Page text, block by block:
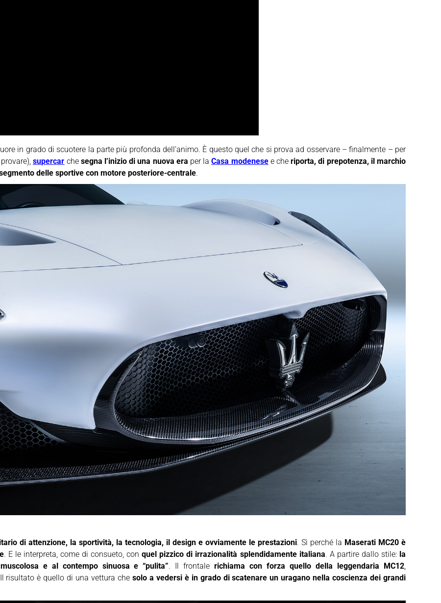
in grado di scuotere la parte più profonda dell’animo. È questo quel che si prova ad osservare – finalmente – per
supercar che segna l’inizio di una nuova era per laCasa modenesee cheriporta, di prepotenza, il marchio
delle sportive con motore posteriore-centrale.
di attenzione, la sportività, la tecnologia, il design e ovviamente le prestazioni. Sì perché la Maserati MC20 è
. E le interpreta, come di consueto, conquel pizzico di irrazionalità splendidamente italiana. A partire dallo stile: la
e al contempo sinuosa e “pulita”. Il frontalerichiama con forza quello della leggendaria MC12,
risultato è quello di una vettura che solo a vedersi è in grado di scatenare un uragano nella coscienza dei grandi